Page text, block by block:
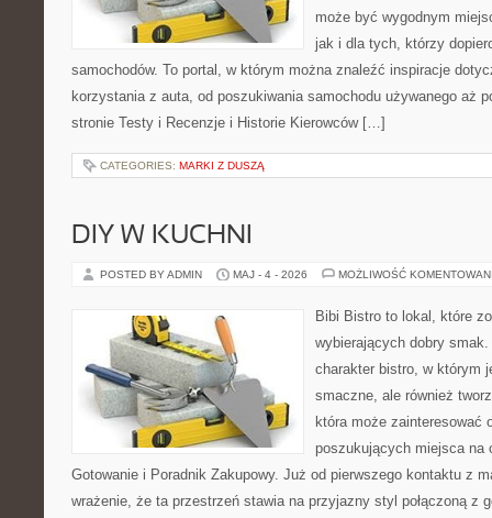
może być wygodnym
jak i dla tych, którzy
samochodów. To portal, w którym można znaleźć inspiracje
korzystania z auta, od poszukiwania samochodu używanego aż
stronie Testy i Recenzje i Historie Kierowców […]
CATEGORIES: MARKI Z DUSZĄ
DIY W KUCHNI
POSTED BY ADMIN MAJ - 4 - 2026 MOŻLIWOŚĆ
Bibi Bistro to lokal, które
wybierających dobry
charakter bistro, w którym
smaczne, ale również
która może zainteresować
poszukujących miejsca na
Gotowanie i Poradnik Zakupowy. Już od pierwszego kontaktu z
wrażenie, że ta przestrzeń stawia na przyjazny styl połączoną z